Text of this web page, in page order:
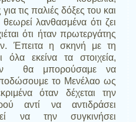
τις παλιές δόξες του και
λανθασμένα ότι ζει
ότι ήταν πρωτεργάτης
Έπειτα η σκηνή με τη
όλα εκείνα τα στοιχεία,
θα μπορούσαμε να
το Μενέλαο ως
όταν δέχεται την
αντί να αντιδράσει
να την συγκινήσει